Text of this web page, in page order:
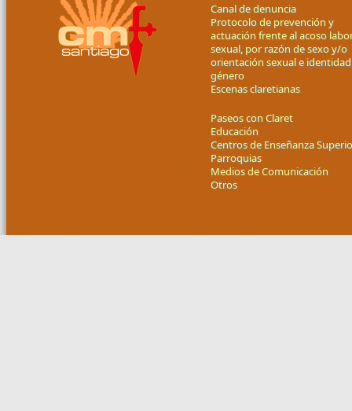
Canal de denuncia
Protocolo de prevención y
actuación frente al acoso
sexual, por razón de sexo y/o
orientación sexual e
género
Escenas claretianas
Paseos con Claret
Educación
Centros de Enseñanza
Parroquias
Medios de Comunicación
Otros